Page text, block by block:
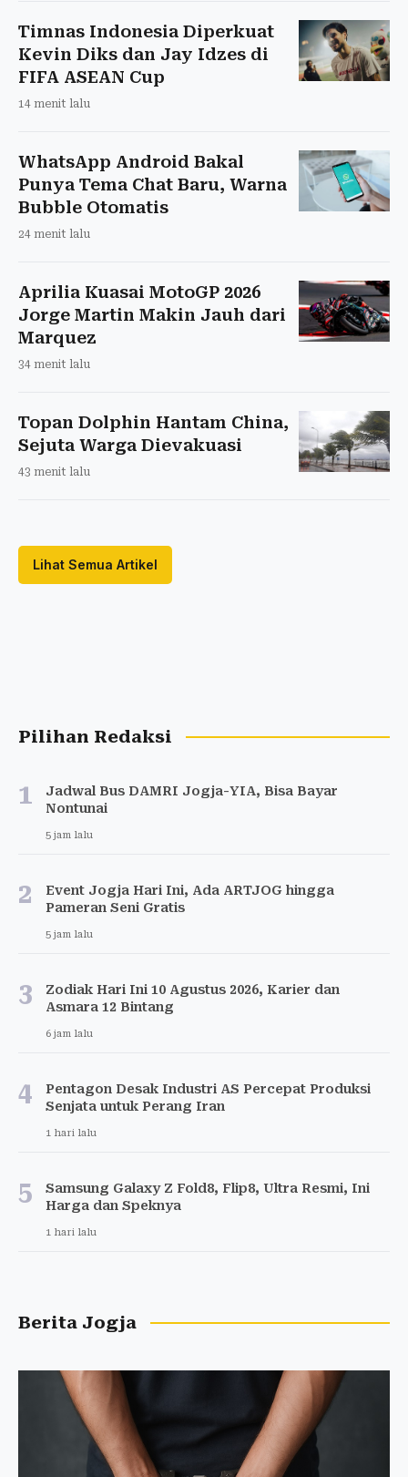
Timnas Indonesia Diperkuat
Kevin Diks dan Jay Idzes di
FIFA ASEAN Cup
14 menit lalu
WhatsApp Android Bakal
Punya Tema Chat Baru, Warna
Bubble Otomatis
24 menit lalu
Aprilia Kuasai MotoGP 2026
Jorge Martin Makin Jauh dari
Marquez
34 menit lalu
Topan Dolphin Hantam China,
Sejuta Warga Dievakuasi
43 menit lalu
Lihat Semua Artikel
Pilihan Redaksi
1
Jadwal Bus DAMRI Jogja-YIA, Bisa Bayar
Nontunai
5 jam lalu
2
Event Jogja Hari Ini, Ada ARTJOG hingga
Pameran Seni Gratis
5 jam lalu
3
Zodiak Hari Ini 10 Agustus 2026, Karier dan
Asmara 12 Bintang
6 jam lalu
4
Pentagon Desak Industri AS Percepat Produksi
Senjata untuk Perang Iran
1 hari lalu
5
Samsung Galaxy Z Fold8, Flip8, Ultra Resmi, Ini
Harga dan Speknya
1 hari lalu
Berita Jogja